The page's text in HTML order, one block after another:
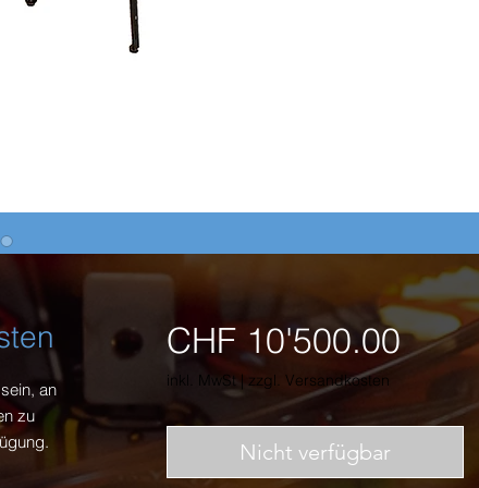
an
zu
CHF 10'500.00Preis
inkl. MwSt | zzgl. Versandkosten
Nicht verfügbar